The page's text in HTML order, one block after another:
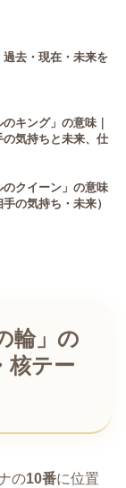
去・現在・未来を
キング」の意味｜
気持ちと未来、仕
クイーン」の意味
の気持ち・未来）
輪」の
核テー
の10番に位置